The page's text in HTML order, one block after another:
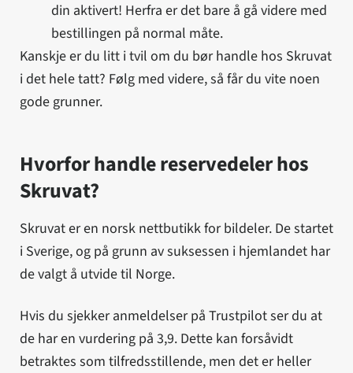
din aktivert! Herfra er det bare å gå videre med
bestillingen på normal måte.
Kanskje er du litt i tvil om du bør handle hos Skruvat
i det hele tatt? Følg med videre, så får du vite noen
gode grunner.
Hvorfor handle reservedeler hos
Skruvat?
Skruvat er en norsk nettbutikk for bildeler. De startet
i Sverige, og på grunn av suksessen i hjemlandet har
de valgt å utvide til Norge.
Hvis du sjekker anmeldelser på Trustpilot ser du at
de har en vurdering på 3,9. Dette kan forsåvidt
betraktes som tilfredsstillende, men det er heller